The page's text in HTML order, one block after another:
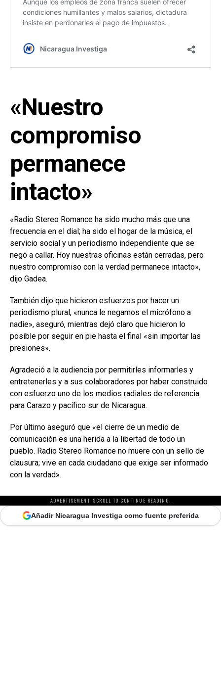
«Nuestro
compromiso
permanece
intacto»
«Radio Stereo Romance ha sido mucho más que una
frecuencia en el dial; ha sido el hogar de la música, el
servicio social y un periodismo independiente que se
negó a callar. Hoy nuestras oficinas están cerradas, pero
nuestro compromiso con la verdad permanece intacto»,
dijo Gadea.
También dijo que hicieron esfuerzos por hacer un
periodismo plural, «nunca le negamos el micrófono a
nadie», aseguró, mientras dejó claro que hicieron lo
posible por seguir en pie hasta el final «sin importar las
presiones».
Agradeció a la audiencia por permitirles informarles y
entretenerles y a sus colaboradores por haber construido
con esfuerzo uno de los medios radiales de referencia
para Carazo y pacífico sur de Nicaragua.
Por último aseguró que «el cierre de un medio de
comunicación es una herida a la libertad de todo un
pueblo. Radio Stereo Romance no muere con un sello de
clausura; vive en cada ciudadano que exige ser informado
con la verdad».
ADVERTISEMENT. SCROLL TO CONTINUE READING.
Añadir Nicaragua Investiga como fuente preferida